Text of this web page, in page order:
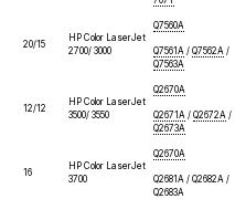
20/15
HP Color LaserJet
2700/ 3000
Q7560A
Q7561A / Q7562A /
Q7563A
12/12
HP Color LaserJet
3500/ 3550
Q2670A
Q2671A / Q2672A /
Q2673A
16
HP Color LaserJet
3700
Q2670A
Q2681A / Q2682A /
Q2683A